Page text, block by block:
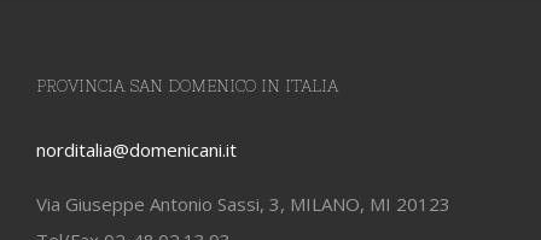
PROVINCIA SAN DOMENICO IN ITALIA
norditalia@domenicani.it
Via Giuseppe Antonio Sassi, 3, MILANO, MI 20123